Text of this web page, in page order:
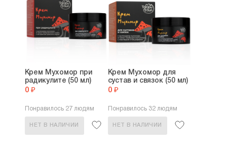
Крем Мухомор при
радикулите (50 мл)
0 ₽
Понравилось 27 людям
НЕТ В НАЛИЧИИ
Крем Мухомор для
сустав и связок (50 мл)
0 ₽
Понравилось 32 людям
НЕТ В НАЛИЧИИ